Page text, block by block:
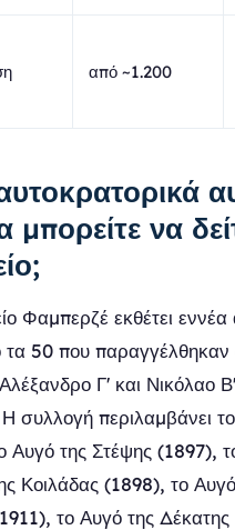
από ~1.200
μπορείτε να
Φαμπερζέ εκθέτει εννέα
50 που παραγγέλθηκαν
Γ' και Νικόλαο
Η συλλογή περιλαμβάνει
Αυγό της Στέψης (1897),
Κοιλάδας (1898), το
το Αυγό της